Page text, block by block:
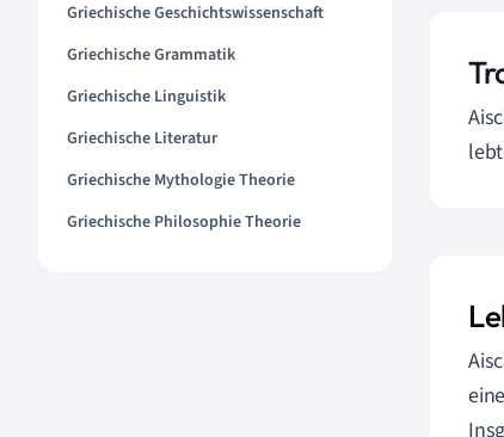
Griechische Geschichtswissenschaft
Griechische Grammatik
Griechische Linguistik
Griechische Literatur
Griechische Mythologie Theorie
Griechische Philosophie Theorie